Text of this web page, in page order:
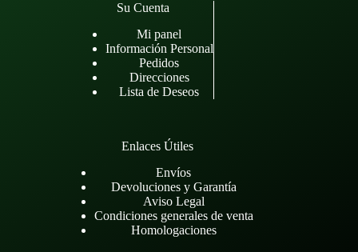
Su Cuenta
Mi panel
Información Personal
Pedidos
Direcciones
Lista de Deseos
Enlaces Útiles
Envíos
Devoluciones y Garantía
Aviso Legal
Condiciones generales de venta
Homologaciones